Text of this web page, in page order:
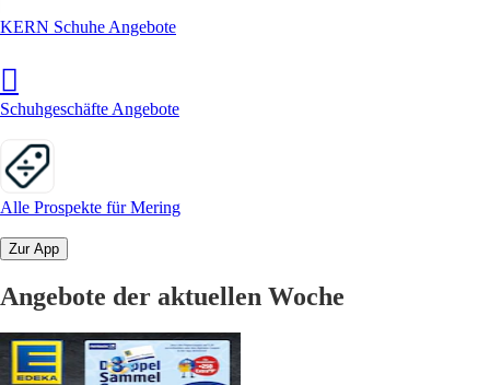
KERN Schuhe Angebote
Schuhgeschäfte Angebote
Alle Prospekte für Mering
Zur App
Angebote der aktuellen Woche